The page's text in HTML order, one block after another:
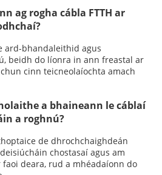
ag rogha cábla FTTH ar
ard-bhandaleithid agus
beidh do líonra in ann freastal ar
cinn teicneolaíochta amach
a bhaineann le cáblaí
a roghnú?
de dhrochchaighdeán
chostasaí agus am
deara, rud a mhéadaíonn do